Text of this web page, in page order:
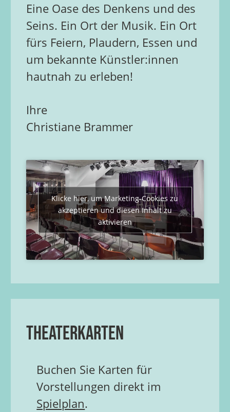
Eine Oase des Denkens und des
Seins. Ein Ort der Musik. Ein Ort
fürs Feiern, Plaudern, Essen und
um bekannte Künstler:innen
hautnah zu erleben!
Ihre
Christiane Brammer
Klicke hier, um Marketing-Cookies zu
akzeptieren und diesen Inhalt zu
aktivieren
Theaterkarten
Buchen Sie Karten für
Vorstellungen direkt im
Spielplan.